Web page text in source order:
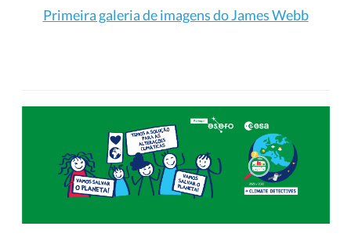
Primeira galeria de imagens do James Webb